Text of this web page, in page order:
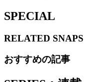
SPECIAL
RELATED SNAPS
おすすめの記事